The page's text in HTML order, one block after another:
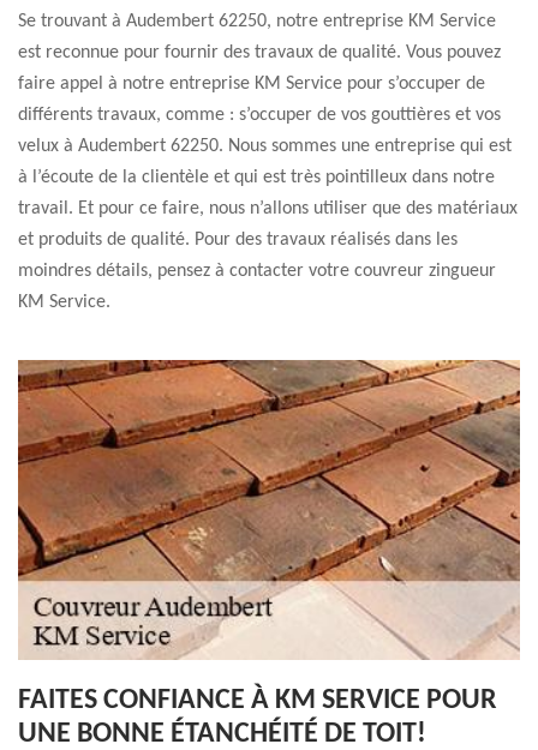
Se trouvant à Audembert 62250, notre entreprise KM Service
est reconnue pour fournir des travaux de qualité. Vous pouvez
faire appel à notre entreprise KM Service pour s’occuper de
différents travaux, comme : s’occuper de vos gouttières et vos
velux à Audembert 62250. Nous sommes une entreprise qui est
à l’écoute de la clientèle et qui est très pointilleux dans notre
travail. Et pour ce faire, nous n’allons utiliser que des matériaux
et produits de qualité. Pour des travaux réalisés dans les
moindres détails, pensez à contacter votre couvreur zingueur
KM Service.
FAITES CONFIANCE À KM SERVICE POUR
UNE BONNE ÉTANCHÉITÉ DE TOIT!